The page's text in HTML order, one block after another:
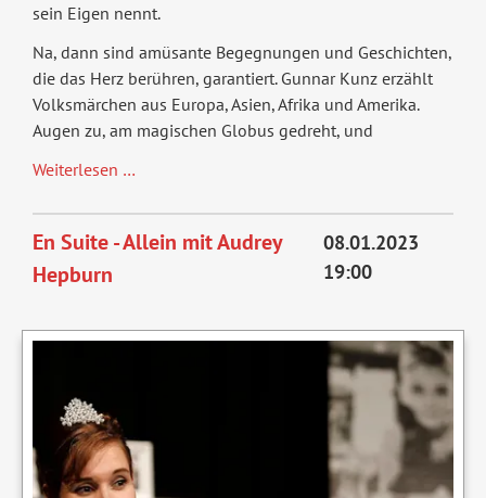
sein Eigen nennt.
Na, dann sind amüsante Begegnungen und Geschichten,
die das Herz berühren, garantiert. Gunnar Kunz erzählt
Volksmärchen aus Europa, Asien, Afrika und Amerika.
Augen zu, am magischen Globus gedreht, und
Weiterlesen …
voller
Wunder
En Suite - Allein mit Audrey
Hepburn
08.01.2023
19:00